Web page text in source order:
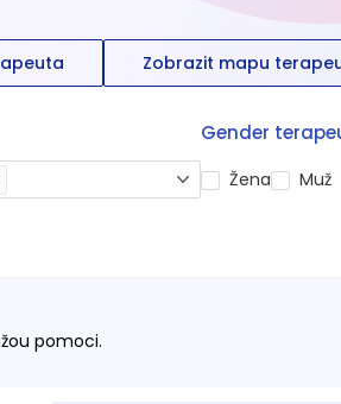
Zobrazit mapu
Gender
Žena Muž
pomoci.